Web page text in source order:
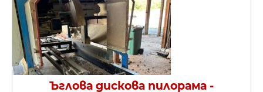
Ъглова дискова пилорама -